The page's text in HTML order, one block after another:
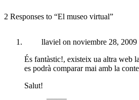
2 Responses to “El museo virtual”
llaviel on noviembre 28, 2009
És fantàstic!, existeix ua altra web
es podrà comparar mai amb la
Salut!